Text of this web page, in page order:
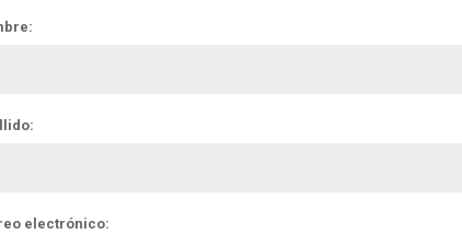
electrónico: